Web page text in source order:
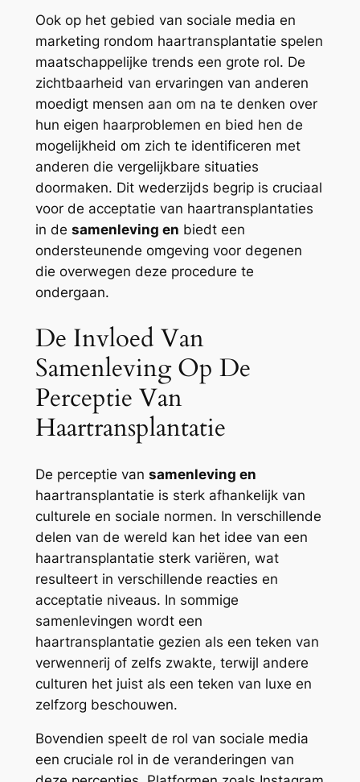
Ook op het gebied van sociale media en
marketing rondom haartransplantatie spelen
maatschappelijke trends een grote rol. De
zichtbaarheid van ervaringen van anderen
moedigt mensen aan om na te denken over
hun eigen haarproblemen en bied hen de
mogelijkheid om zich te identificeren met
anderen die vergelijkbare situaties
doormaken. Dit wederzijds begrip is cruciaal
voor de acceptatie van haartransplantaties
in de samenleving en biedt een
ondersteunende omgeving voor degenen
die overwegen deze procedure te
ondergaan.
De Invloed Van
Samenleving Op De
Perceptie Van
Haartransplantatie
De perceptie van samenleving en
haartransplantatie is sterk afhankelijk van
culturele en sociale normen. In verschillende
delen van de wereld kan het idee van een
haartransplantatie sterk variëren, wat
resulteert in verschillende reacties en
acceptatie niveaus. In sommige
samenlevingen wordt een
haartransplantatie gezien als een teken van
verwennerij of zelfs zwakte, terwijl andere
culturen het juist als een teken van luxe en
zelfzorg beschouwen.
Bovendien speelt de rol van sociale media
een cruciale rol in de veranderingen van